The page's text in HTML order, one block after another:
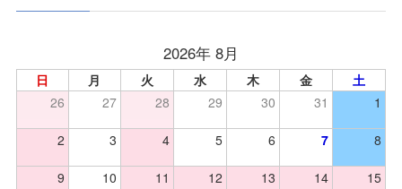
2026年 8月
日 月 火 水 木 金
土
26
27 28 29 30 31 1
2 3 4 5 6 7 8
9 10 11 12 13 14 15